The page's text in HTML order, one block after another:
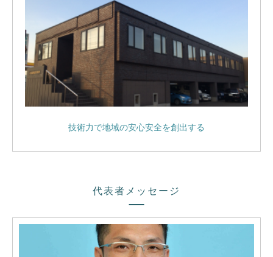
技術力で地域の安心安全を創出する
代表者メッセージ